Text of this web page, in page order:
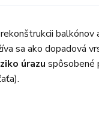
sa ako dopadová
úrazu spôsobené